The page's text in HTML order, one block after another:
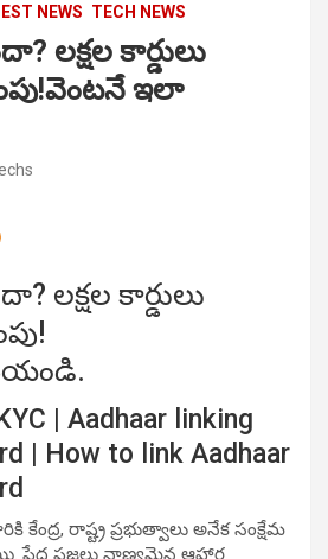
NEWS TECH NEWS
లక్షల కార్డులు
ఇలా
లక్షల కార్డులు
| Aadhaar linking
| How to link Aadhaar
కేంద్ర, రాష్ట్ర ప్రభుత్వాలు అనేక సంక్షేమ
పేద ప్రజలు నాణ్యమైన ఆహార